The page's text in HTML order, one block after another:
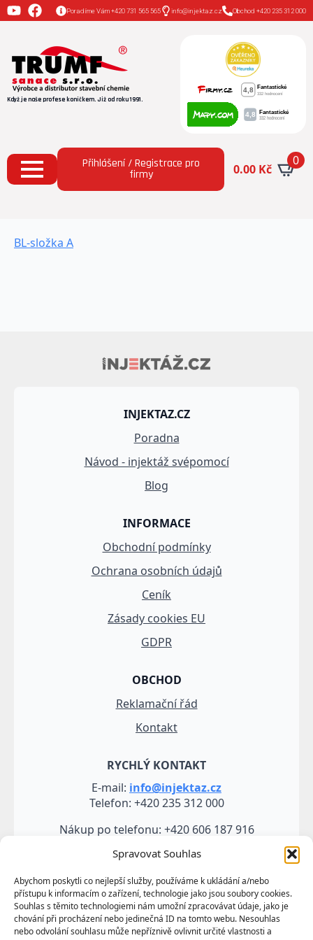
Spravovat Souhlas
Abychom poskytli co nejlepší služby, používáme k ukládání a/nebo
přístupu k informacím o zařízení, technologie jako jsou soubory cookies.
Souhlas s těmito technologiemi nám umožní zpracovávat údaje, jako je
chování při procházení nebo jedinečná ID na tomto webu. Nesouhlas
nebo odvolání souhlasu může nepříznivě ovlivnit určité vlastnosti a
Poradíme Vám +420 731 565 565 info@injektaz.cz Obchod +420 235 312 000
Když je naše profese koníčkem. Již od roku 1991.
Přihlášení / Registrace pro
firmy 0.00 Kč
0
BL-složka A
INJEKTAZ.CZ
Poradna
Návod - injektáž svépomocí
Blog
INFORMACE
Obchodní podmínky
Ochrana osobních údajů
Ceník
Zásady cookies EU
GDPR
OBCHOD
Reklamační řád
Kontakt
RYCHLÝ KONTAKT
E-mail: info@injektaz.cz
Telefon: +420 235 312 000
Nákup po telefonu: +420 606 187 916